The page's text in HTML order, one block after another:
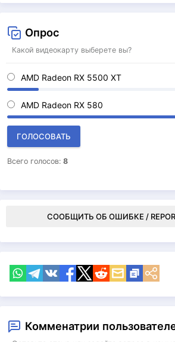
Опрос
Какой видеокарту выберете вы?
AMD Radeon RX 5500 XT
AMD Radeon RX 580
ГОЛОСОВАТЬ
Всего голосов: 8
СООБЩИТЬ ОБ ОШИБКЕ / REPORT
Комменатрии